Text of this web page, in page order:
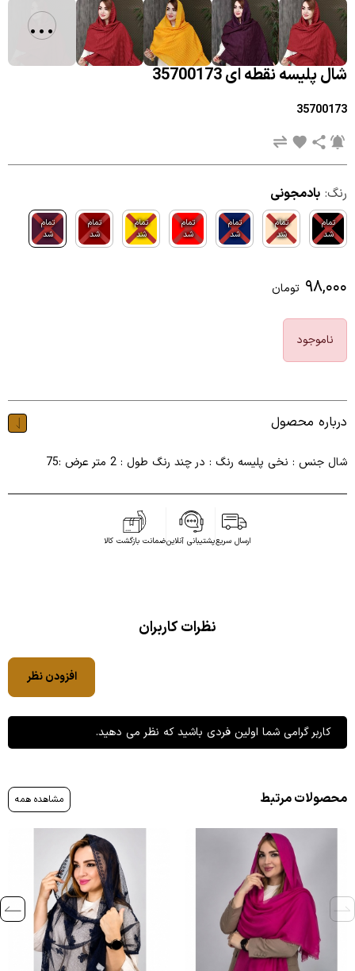
شال پلیسه نقطه ای 35700173
35700173
رنگ: بادمجونی
تمام
شد
تمام
شد
تمام
شد
تمام
شد
تمام
شد
تمام
شد
تمام
شد
۹۸,۰۰۰ تومان
ناموجود
درباره محصول
شال جنس : نخی پلیسه رنگ : در چند رنگ طول : 2 متر عرض :75
ارسال سریعپشتیبانی آنلاینضمانت بازگشت کالا
...
نظرات کاربران
افزودن نظر
کاربر گرامی شما اولین فردی باشید که نظر می دهید.
محصولات مرتبط مشاهده همه